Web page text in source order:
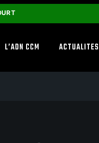
L’ADN CCM ACTUALITES